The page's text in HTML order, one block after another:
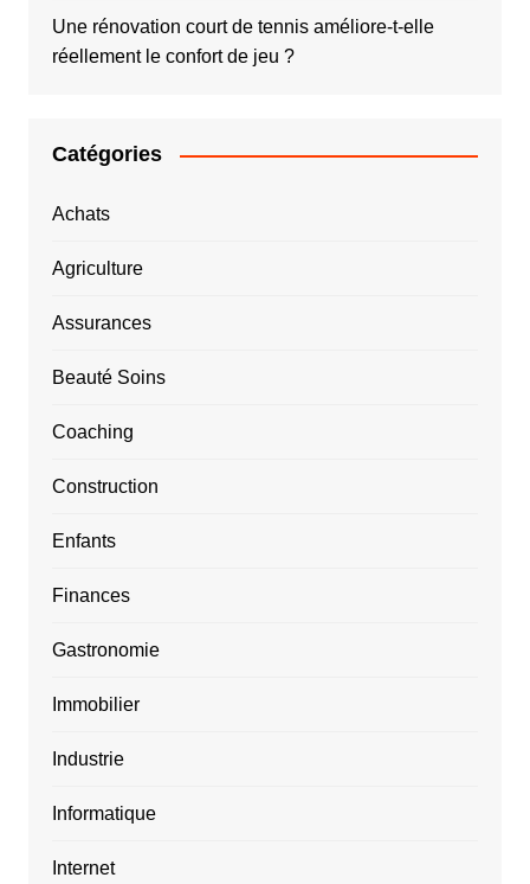
Une rénovation court de tennis améliore-t-elle
réellement le confort de jeu ?
Catégories
Achats
Agriculture
Assurances
Beauté Soins
Coaching
Construction
Enfants
Finances
Gastronomie
Immobilier
Industrie
Informatique
Internet